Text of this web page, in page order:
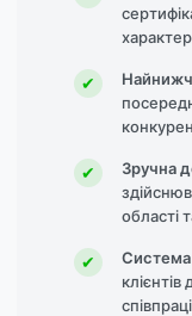
Зручна
області
Система